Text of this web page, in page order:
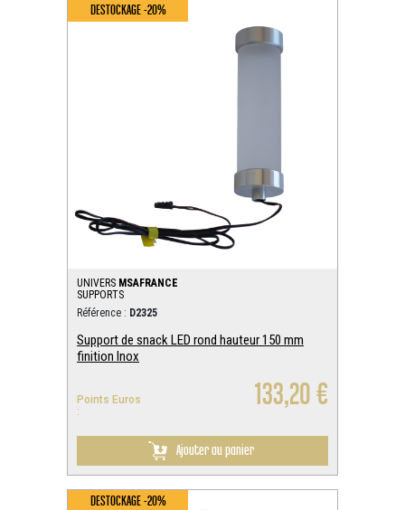
DESTOCKAGE -20%
UNIVERS MSAFRANCE
SUPPORTS
Référence : D2325
Support de snack LED rond hauteur 150 mm
finition Inox
Points Euros
:
133,20 €
Ajouter au panier
DESTOCKAGE -20%